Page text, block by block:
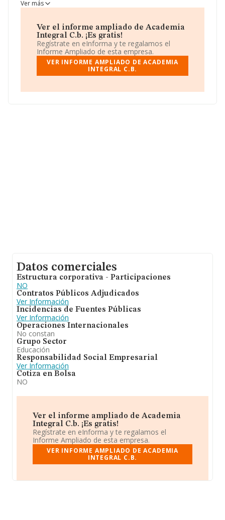
inscrita como Comunidad de bienes.
Ver más
Ver el informe ampliado de Academia
Integral C.b. ¡Es gratis!
Regístrate en eInforma y te regalamos el
Informe Ampliado de esta empresa.
VER INFORME AMPLIADO DE ACADEMIA
INTEGRAL C.B.
Datos comerciales
Estructura corporativa - Participaciones
NO
Contratos Públicos Adjudicados
Ver Información
Incidencias de Fuentes Públicas
Ver Información
Operaciones Internacionales
No constan
Grupo Sector
Educación
Responsabilidad Social Empresarial
Ver Información
Cotiza en Bolsa
NO
Ver el informe ampliado de Academia
Integral C.b. ¡Es gratis!
Regístrate en eInforma y te regalamos el
Informe Ampliado de esta empresa.
VER INFORME AMPLIADO DE ACADEMIA
INTEGRAL C.B.